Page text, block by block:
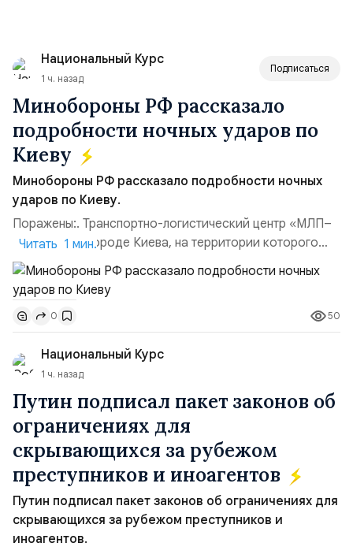
Национальный Курс
1 ч. назад
Подписаться
Минобороны РФ рассказало
подробности ночных ударов по
Киеву
Минобороны РФ рассказало подробности ночных
ударов по Киеву.
Поражены:. Транспортно-логистический центр «МЛП–
Чайка» в пригороде Киева, на территории которого
осуществлялось хранение, сборка а также запуск с
прилегающего полевого аэродром «Чайка»
дальнобойных БПЛА ВСУ; Складские помещения
«Транс-Логистик» в Оболонском районе г. Киев,
использовавшиеся для хранения военного
имущества ВСУ; Сортировочны...
Читать 1 мин.
0 50
Национальный Курс
1 ч. назад
Путин подписал пакет законов об
ограничениях для
скрывающихся за рубежом
преступников и иноагентов
Путин подписал пакет законов об ограничениях для
скрывающихся за рубежом преступников и
иноагентов.